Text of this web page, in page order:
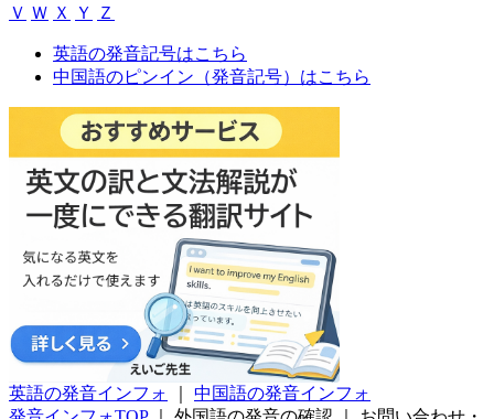
Ｖ Ｗ Ｘ Ｙ Ｚ
英語の発音記号はこちら
中国語のピンイン（発音記号）はこちら
英語の発音インフォ
中国語の発音インフォ